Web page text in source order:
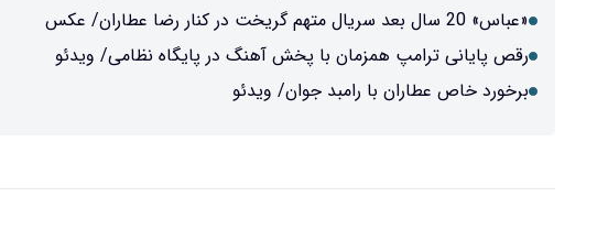
«عباس» 20 سال بعد سریال متهم گریخت در کنار رضا عطاران/ عکس
رقص پایانی ترامپ همزمان با پخش آهنگ در پایگاه نظامی/ ویدئو
برخورد خاص عطاران با رامبد جوان/ ویدئو